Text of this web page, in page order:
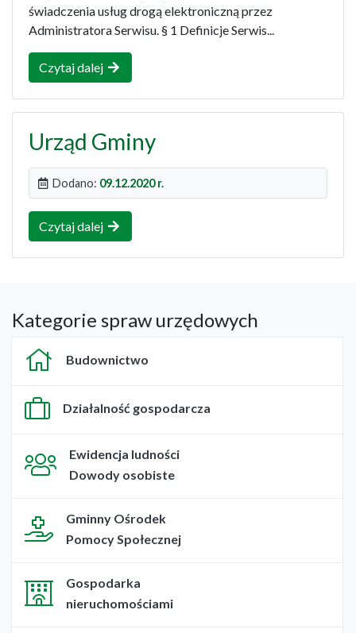
świadczenia usług drogą elektroniczną przez
Administratora Serwisu. § 1 Definicje Serwis...
Czytaj dalej
Urząd Gminy
Dodano: 09.12.2020 r.
Czytaj dalej
Kategorie spraw urzędowych
Budownictwo
Działalność gospodarcza
Ewidencja ludności
Dowody osobiste
Gminny Ośrodek
Pomocy Społecznej
Gospodarka
nieruchomościami